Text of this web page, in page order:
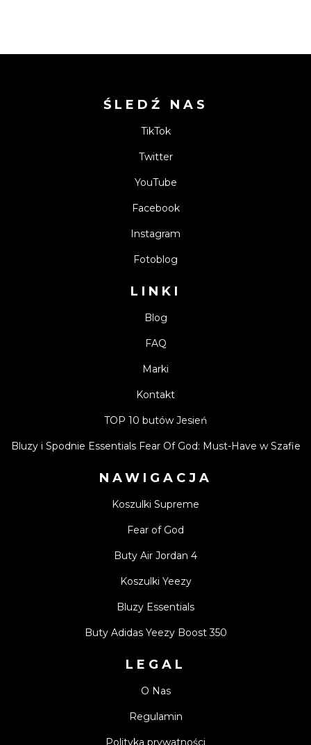
ŚLEDŹ NAS
TikTok
Twitter
YouTube
Facebook
Instagram
Fotoblog
LINKI
Blog
FAQ
Marki
Kontakt
TOP 10 butów Jesień
Bluzy i Spodnie Essentials Fear Of God: Must-Have w Szafie
NAWIGACJA
Koszulki Supreme
Fear of God
Buty Air Jordan 4
Koszulki Yeezy
Bluzy Essentials
Buty Adidas Yeezy Boost 350
LEGAL
O Nas
Regulamin
Polityka prywatności